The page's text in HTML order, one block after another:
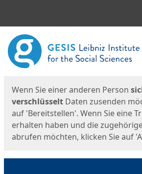
Start
Wenn Sie einer anderen Person
verschlüsselt Daten zusenden
auf 'Bereitstellen'. Wenn Sie eine
erhalten haben und die
abrufen möchten, klicken Sie auf